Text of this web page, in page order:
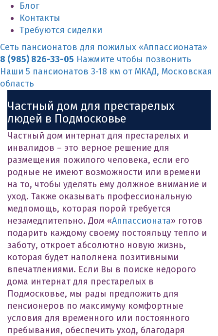
Блог
Контакты
Требуются сиделки
Сеть пансионатов для пожилых «Аппассионата»
8 (985) 826-33-05 Нажмите чтобы позвонить
Наши 5 пансионатов 3-18 км от МКАД, Московская
область
Частный дом для престарелых
людей в Подмосковье
Частный дом интернат для престарелых и
инвалидов – это верное решение для
размещения пожилого человека, если его
родные не имеют возможности или времени
на то, чтобы уделять ему должное внимание и
уход. Также оказывать профессиональную
медпомощь, которая порой требуется
незамедлительно. Дом «Аппассионата» готов
подарить каждому своему постояльцу тепло и
заботу, откроет абсолютно новую жизнь,
которая будет наполнена позитивными
впечатлениями. Если Вы в поиске недорого
дома интернат для престарелых в
Подмосковье, мы рады предложить для
пенсионеров по максимуму комфортные
условия для временного или постоянного
пребывания, обеспечить уход, благодаря